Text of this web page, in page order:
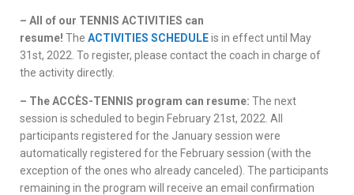
– All of our TENNIS ACTIVITIES can
resume! The ACTIVITIES SCHEDULEis in effect until May
31st, 2022. To register, please contact the coach in charge of
the activity directly.
– The ACCÈS-TENNIS program can resume: The next
session is scheduled to begin February 21st, 2022. All
participants registered for the January session were
automatically registered for the February session (with the
exception of the ones who already canceled). The participants
remaining in the program will receive an email confirmation